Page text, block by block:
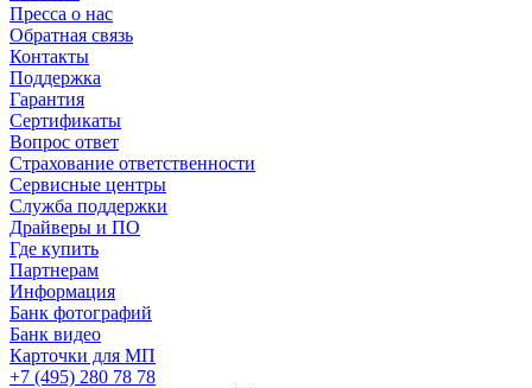
Пресса о нас
Обратная связь
Контакты
Поддержка
Гарантия
Сертификаты
Вопрос ответ
Страхование ответственности
Сервисные центры
Служба поддержки
Драйверы и ПО
Где купить
Партнерам
Информация
Банк фотографий
Банк видео
Карточки для МП
+7 (495) 280 78 78